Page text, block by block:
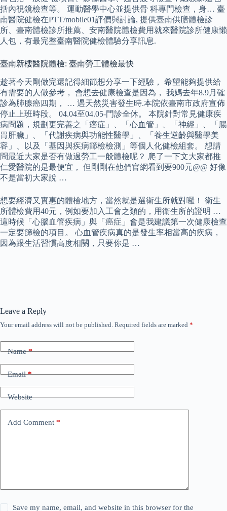
括內視鏡檢查等。 運動醫學中心並提供骨 科專門檢查，身… 臺
南醫院健檢在PTT/mobile01評價與討論, 提供臺南供膳體檢診
所、臺南體檢診所推薦、安南醫院體檢費用就來醫院診所健康懶
人包，有最完整臺南醫院健檢體驗分享訊息.
臺南新樓醫院體檢: 臺南勞工體檢最快
趁著今天剛做完還記得細節想分享一下經驗， 希望能夠提供給
有需要的人做參考， 會想去健康檢查是因為， 我媽去年8.9月確
診為肺腺癌四期， … 遇天然災害發生時.本院依臺南市政府宣佈
停止上班時段。 04.04至04.05-門診全休。 本院針對常見健康疾
病問題，規劃更完善之「癌症」、「心血管」、「神經」、「腸
胃肝臟」、「代謝疾病與功能性醫學」、「養生逆齡與醫學美
容」、以及「基因與疾病篩檢檢測」等個人化健檢組套。 想請
問最近大家是否有做過勞工一般體檢呢？ 爬了一下文大家都推
仁愛醫院的是最便宜， 但剛剛在他們官網看到要900元@@ 好像
不是當初大家說 …
想要經濟又實惠的體檢地方，當然就是選衛生所就對囉！ 衛生
所體檢費用40元，例如要加入工會之類的，用衛生所的證明 …
這時候「心腦血管疾病」與「癌症」會是我建議第一次健康檢查
一定要篩檢的項目。 心血管疾病真的是發生率相當高的疾病，
因為跟生活習慣高度相關，只要你是 …
Leave a Reply
Your email address will not be published. Required fields are marked *
Name*
Email*
Website
Add Comment *
Save my name, email, and website in this browser for the